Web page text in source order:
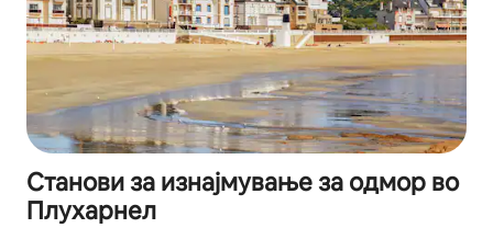
Станови за изнајмување за одмор во
Плухарнел